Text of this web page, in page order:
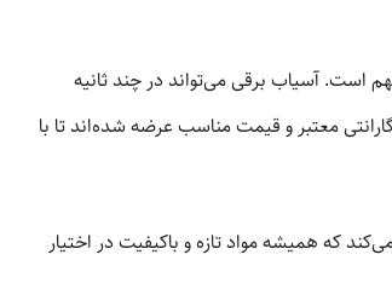
است. آسیاب برقی می‌تواند در چند ثانیه
معتبر و قیمت مناسب عرضه شده‌اند تا با
که همیشه مواد تازه و باکیفیت در اختیار